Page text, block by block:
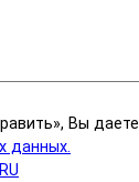
Вы даете
данных.